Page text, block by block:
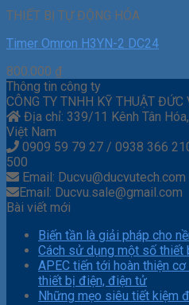
THIẾT BỊ TỰ ĐỘNG HÓA
Timer Omron H3YN-2 DC24
800.000 ₫
Thông tin công ty
CÔNG TY TNHH KỸ THUẬT ĐỨC
Địa chỉ: 339/11 Kênh Tân
Việt Nam
0909 59 79 27 / 0938 366
500
Email: Ducvu@ducvutech.com
Email: Ducvu.sale@gmail.com
Bài viết mới
Biến tần là giải pháp cho
Cách sử dụng một số thiết
APEC tiến tới hoàn thiện
thiết bị điện, điện tử
Những mẹo siêu tiết kiệm